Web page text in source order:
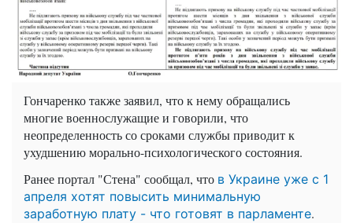
Гончаренко также заявил, что к нему обращались
многие военнослужащие и говорили, что
неопределенность со сроками службы приводит к
ухудшению морально-психологического состояния.
Ранее портал "Стена" сообщал, что в Украине уже с 1
апреля хотят повысить минимальную
заработную плату - что готовят в парламенте.